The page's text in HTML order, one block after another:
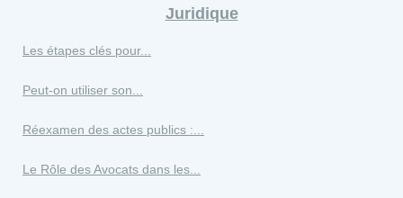
Juridique
Les étapes clés pour...
Peut-on utiliser son...
Réexamen des actes publics :...
Le Rôle des Avocats dans les...